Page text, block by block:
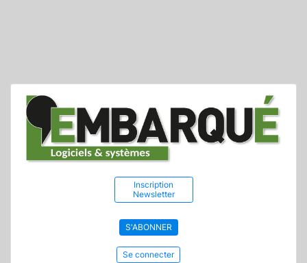
Inscription
Newsletter
S'ABONNER
Se connecter